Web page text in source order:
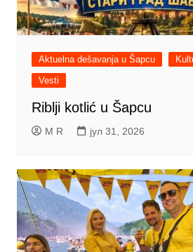
Aktuelna dešavanja u Šapcu
Vesti
Riblji kotlić u Šapcu
M R јул 31, 2026